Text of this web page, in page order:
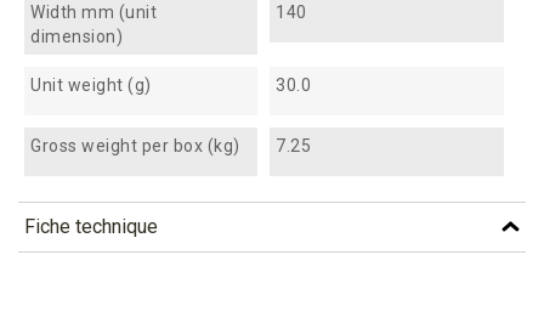
Width mm (unit
dimension)
140
Unit weight (g) 30.0
Gross weight per box (kg) 7.25
Fiche technique